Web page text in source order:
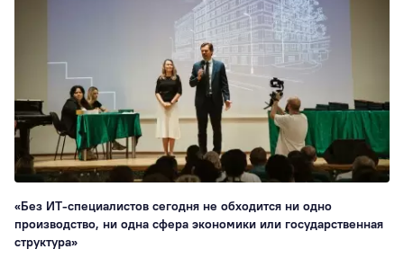
«Без ИТ-специалистов сегодня не обходится ни одно
производство, ни одна сфера экономики или государственная
структура»